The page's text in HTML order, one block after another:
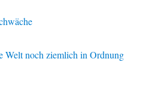
Welt noch ziemlich in Ordnung